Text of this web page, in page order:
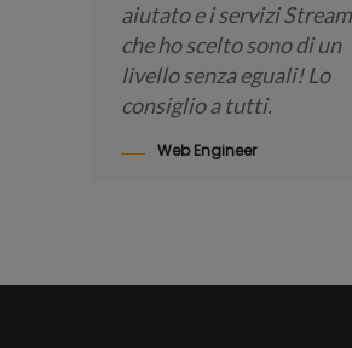
aiutato e i servizi
che ho scelto sono di un
livello senza eguali! Lo
consiglio a tutti.
Web Engineer